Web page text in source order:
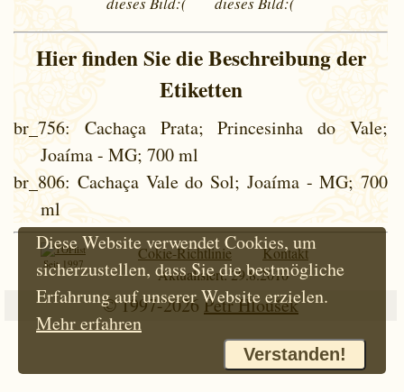
Hier finden Sie die Beschreibung der
Etiketten
br_756: Cachaça Prata; Princesinha do Vale;
Joaíma - MG; 700 ml
br_806: Cachaça Vale do Sol; Joaíma - MG; 700
ml
Seit 1997
Cokie-Richtlinie
Kontakt
Aktualisiert: 29.8.2010
© 1997-2026 Petr Hloušek
Diese Website verwendet Cookies, um
sicherzustellen, dass Sie die bestmögliche
Erfahrung auf unserer Website erzielen.
Mehr erfahren
Verstanden!